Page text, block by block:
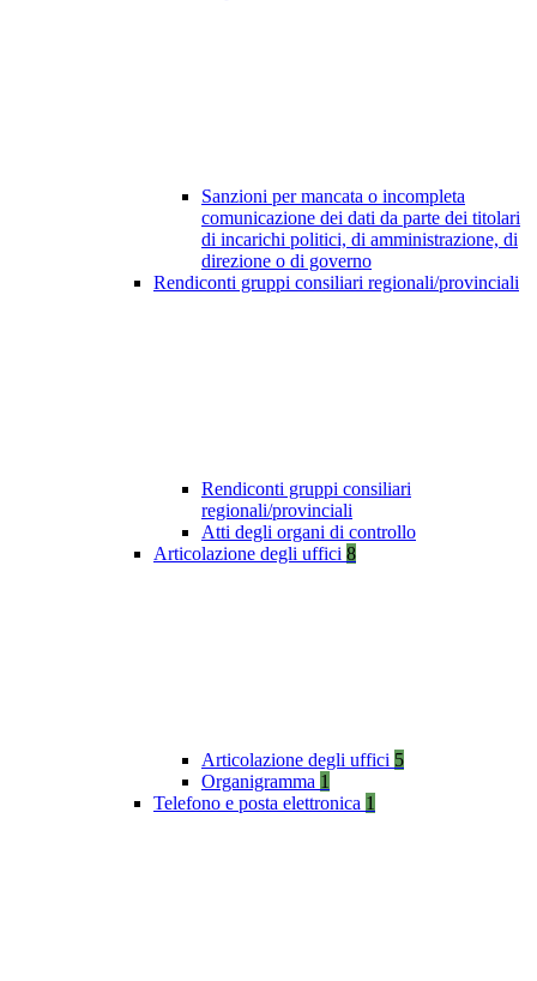
Sanzioni per mancata o incompleta
comunicazione dei dati da parte dei titolari
di incarichi politici, di amministrazione, di
direzione o di governo
Rendiconti gruppi consiliari regionali/provinciali
Rendiconti gruppi consiliari
regionali/provinciali
Atti degli organi di controllo
Articolazione degli uffici 8
Articolazione degli uffici 5
Organigramma 1
Telefono e posta elettronica 1